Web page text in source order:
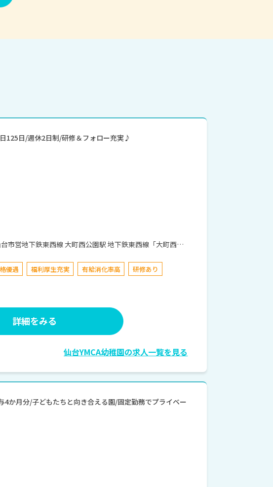
125日/週休2日制/研修＆フォロー充実♪
優遇 福利厚生充実 有給消化率高
研修あり
詳細をみる
仙台YMCA幼稚園の求人一覧を見る
か月分/子どもたちと向き合える園/固定勤務でプライベー